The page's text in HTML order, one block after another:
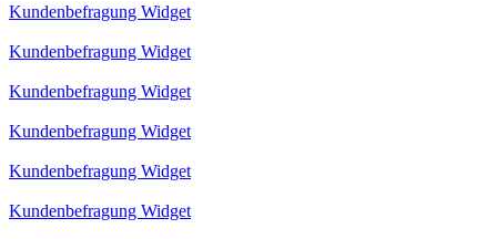
Kundenbefragung Widget
Kundenbefragung Widget
Kundenbefragung Widget
Kundenbefragung Widget
Kundenbefragung Widget
Kundenbefragung Widget